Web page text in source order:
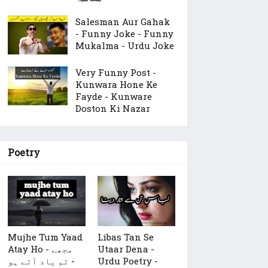
Salesman Aur Gahak
- Funny Joke - Funny
Mukalma - Urdu Joke
Very Funny Post -
Kunwara Hone Ke
Fayde - Kunware
Doston Ki Nazar
Poetry
Mujhe Tum Yaad
Atay Ho - مجھے
تم یاد آتے ہو -
Libas Tan Se
Utaar Dena -
Urdu Poetry -